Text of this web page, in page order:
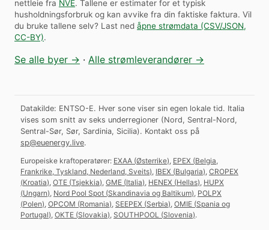
nettleie fra NVE. Tallene er estimater for et typisk
husholdningsforbruk og kan avvike fra din faktiske faktura. Vil
du bruke tallene selv? Last ned åpne strømdata (CSV/JSON,
CC-BY).
Se alle byer → · Alle strømleverandører →
Datakilde: ENTSO-E. Hver sone viser sin egen lokale tid. Italia
vises som snitt av seks underregioner (Nord, Sentral-Nord,
Sentral-Sør, Sør, Sardinia, Sicilia). Kontakt oss på
sp@euenergy.live.
Europeiske kraftoperatører: EXAA (Østerrike), EPEX (Belgia,
Frankrike, Tyskland, Nederland, Sveits), IBEX (Bulgaria), CROPEX
(Kroatia), OTE (Tsjekkia), GME (Italia), HENEX (Hellas), HUPX
(Ungarn), Nord Pool Spot (Skandinavia og Baltikum), POLPX
(Polen), OPCOM (Romania), SEEPEX (Serbia), OMIE (Spania og
Portugal), OKTE (Slovakia), SOUTHPOOL (Slovenia).